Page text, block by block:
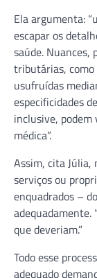
Ela argumenta:
escapar os
saúde. Nuances,
tributárias, como
usufruídas
especificidades
inclusive, podem
médica”.
Assim, cita Júlia,
serviços ou
enquadrados –
adequadamente.
que deveriam.”
Todo esse
adequado